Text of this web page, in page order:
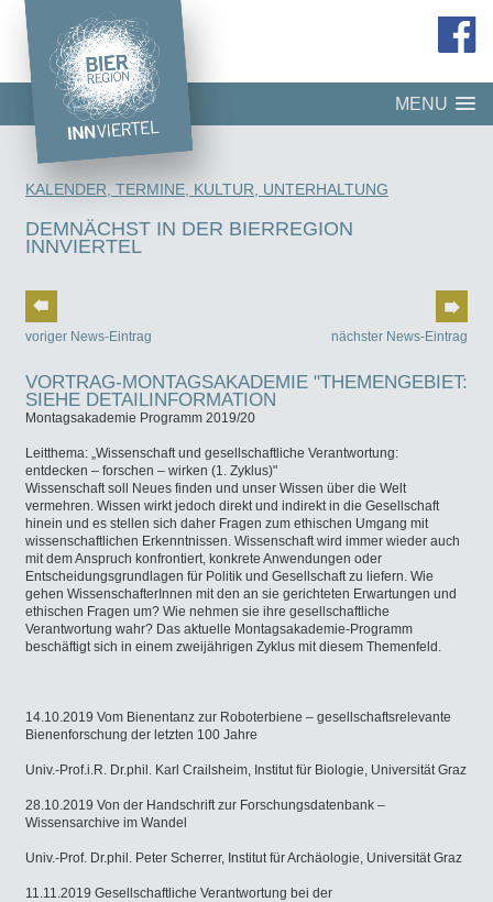
MENU
KALENDER, TERMINE, KULTUR, UNTERHALTUNG
DEMNÄCHST IN DER BIERREGION
INNVIERTEL
voriger News-Eintrag nächster News-Eintrag
VORTRAG-MONTAGSAKADEMIE "THEMENGEBIET:
SIEHE DETAILINFORMATION
Montagsakademie Programm 2019/20
Leitthema: „Wissenschaft und gesellschaftliche Verantwortung:
entdecken – forschen – wirken (1. Zyklus)"
Wissenschaft soll Neues finden und unser Wissen über die Welt
vermehren. Wissen wirkt jedoch direkt und indirekt in die Gesellschaft
hinein und es stellen sich daher Fragen zum ethischen Umgang mit
wissenschaftlichen Erkenntnissen. Wissenschaft wird immer wieder auch
mit dem Anspruch konfrontiert, konkrete Anwendungen oder
Entscheidungsgrundlagen für Politik und Gesellschaft zu liefern. Wie
gehen WissenschafterInnen mit den an sie gerichteten Erwartungen und
ethischen Fragen um? Wie nehmen sie ihre gesellschaftliche
Verantwortung wahr? Das aktuelle Montagsakademie-Programm
beschäftigt sich in einem zweijährigen Zyklus mit diesem Themenfeld.
14.10.2019 Vom Bienentanz zur Roboterbiene – gesellschaftsrelevante
Bienenforschung der letzten 100 Jahre
Univ.-Prof.i.R. Dr.phil. Karl Crailsheim, Institut für Biologie, Universität Graz
28.10.2019 Von der Handschrift zur Forschungsdatenbank –
Wissensarchive im Wandel
Univ.-Prof. Dr.phil. Peter Scherrer, Institut für Archäologie, Universität Graz
11.11.2019 Gesellschaftliche Verantwortung bei der